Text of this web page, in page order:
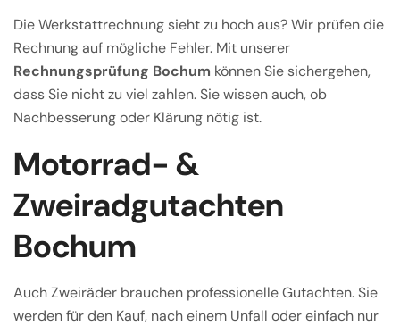
Die Werkstattrechnung sieht zu hoch aus? Wir prüfen die
Rechnung auf mögliche Fehler. Mit unserer
Rechnungsprüfung Bochum können Sie sichergehen,
dass Sie nicht zu viel zahlen. Sie wissen auch, ob
Nachbesserung oder Klärung nötig ist.
Motorrad- &
Zweiradgutachten
Bochum
Auch Zweiräder brauchen professionelle Gutachten. Sie
werden für den Kauf, nach einem Unfall oder einfach nur